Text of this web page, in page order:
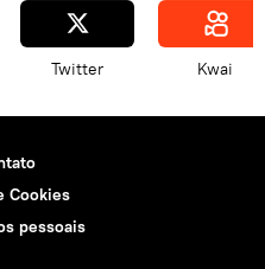
Twitter Kwai
Cookies
pessoais